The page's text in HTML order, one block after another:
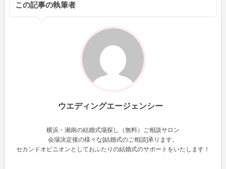
この記事の執筆者
ウエディングエージェンシー
横浜・湘南の結婚式場探し（無料）ご相談サロン
会場決定後の様々な[結婚式のご相談]承ります。
セカンドオピニオンとしておふたりの結婚式のサポートをいたします！